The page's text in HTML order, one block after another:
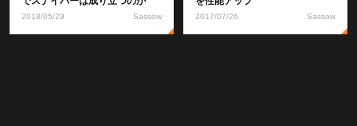
2018/05/29 Sassow 2017/07/26 Sassow